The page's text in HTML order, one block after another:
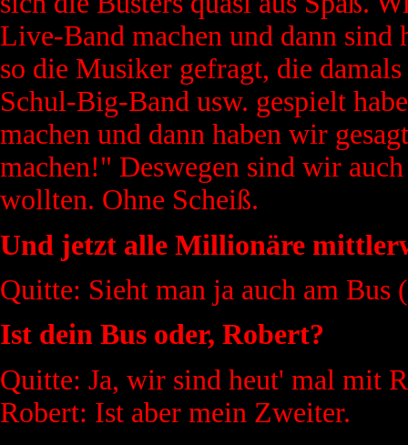
Live-Band machen und dann sind
so die Musiker gefragt, die
Schul-Big-Band usw. gespielt
machen und dann haben wir
machen!" Deswegen sind wir
wollten. Ohne Scheiß.
Und jetzt alle Millionäre
Quitte: Sieht man ja auch am Bus
Ist dein Bus oder, Robert?
Quitte: Ja, wir sind heut' mal mit
Robert: Ist aber mein Zweiter.